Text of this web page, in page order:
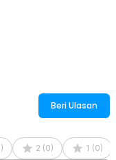
Gun Toilet Copper
Beri Ulasan
) 2 (0) 1 (0)